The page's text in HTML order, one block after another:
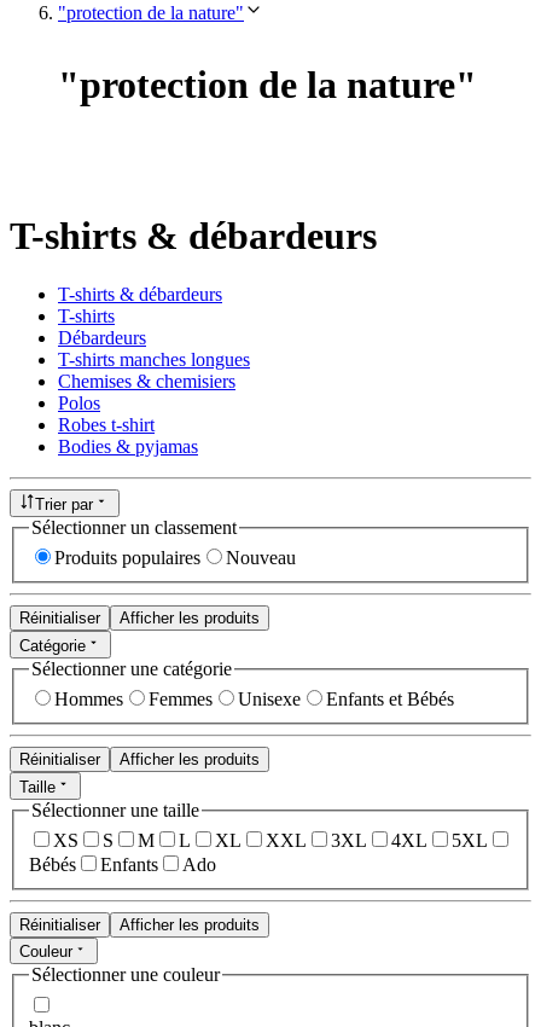
"protection de la nature"
"protection de la nature"
T-shirts & débardeurs
T-shirts & débardeurs
T-shirts
Débardeurs
T-shirts manches longues
Chemises & chemisiers
Polos
Robes t-shirt
Bodies & pyjamas
Trier par
Sélectionner un classement
Produits populaires
Nouveau
Réinitialiser
Afficher les produits
Catégorie
Sélectionner une catégorie
Hommes
Femmes Unisexe Enfants et Bébés
Réinitialiser
Afficher les produits
Taille
Sélectionner une taille
XS
S M L XL XXL 3XL 4XL
5XL
Bébés
Enfants Ado
Réinitialiser
Afficher les produits
Couleur
Sélectionner une couleur